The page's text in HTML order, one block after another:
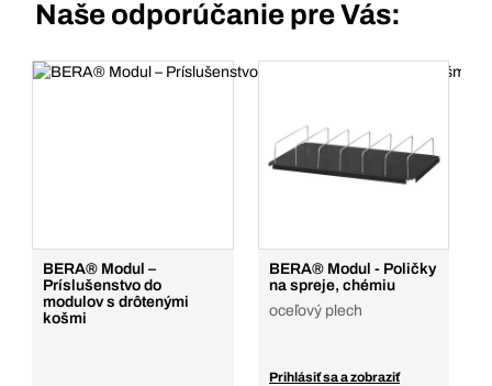
Naše odporúčanie pre Vás:
BERA® Modul –
Príslušenstvo do
modulov s drôtenými
košmi
BERA® Modul - Poličky
na spreje, chémiu
oceľový plech
Prihlásiť sa a zobraziť